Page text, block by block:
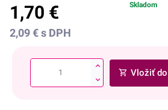
1,70 €
2,09€s DPH
Skladom
Vložiť